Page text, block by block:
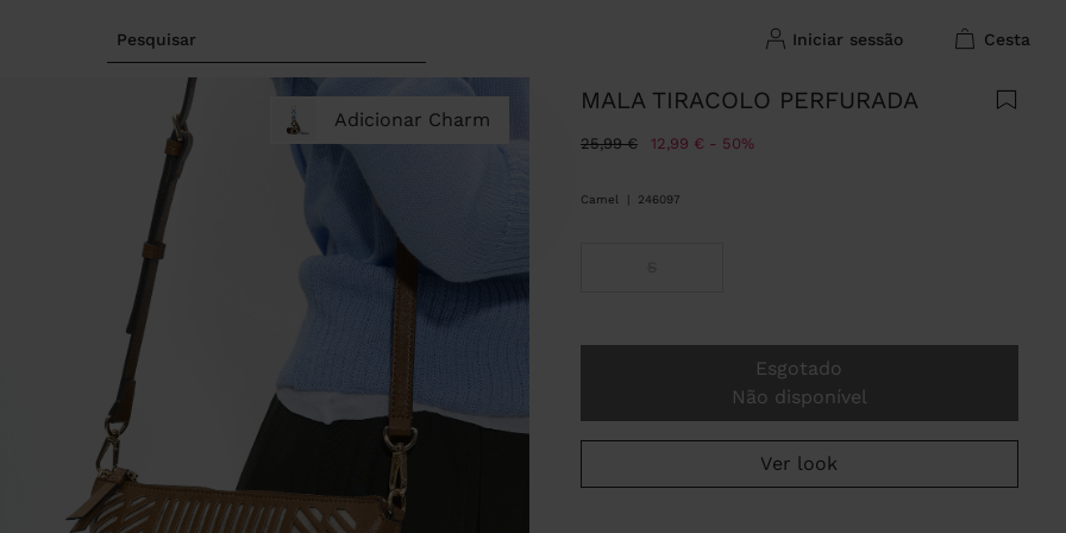
Pesquisar iniciar sessão cesta
Adicionar Charm
MALA TIRACOLO PERFURADA
Preço Reduzido De
25,99 €Para12,99 € 50%
Camel 246097
Esgotado
Não disponível
Ver look